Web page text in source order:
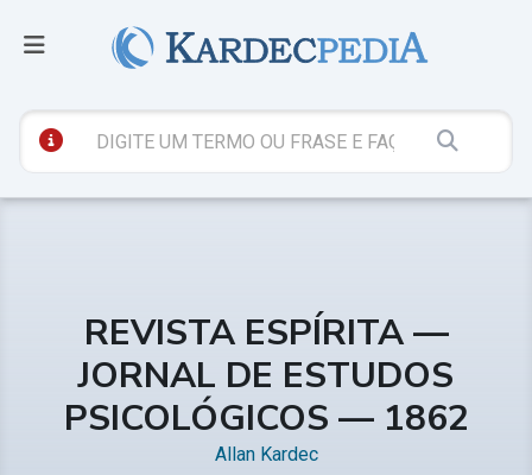
REVISTA ESPÍRITA —
JORNAL DE ESTUDOS
PSICOLÓGICOS — 1862
Allan Kardec